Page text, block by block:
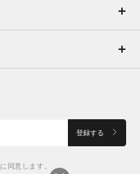
登録する
に同意します。